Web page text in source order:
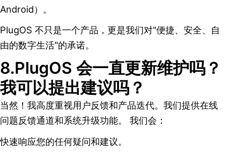
Android）。
PlugOS 不只是一个产品，更是我们对"便捷、安全、自
由的数字生活"的承诺。
8.PlugOS 会一直更新维护吗？
我可以提出建议吗？
当然！我高度重视用户反馈和产品迭代。我们提供在线
问题反馈通道和系统升级功能。 我们会：
快速响应您的任何疑问和建议。